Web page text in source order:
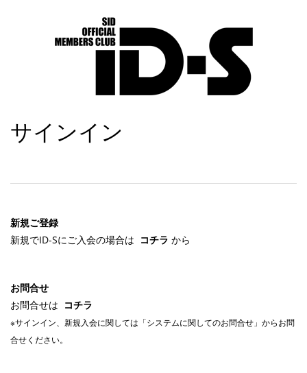
サインイン
新規ご登録
新規でID-Sにご入会の場合は コチラ から
お問合せ
お問合せは コチラ
※サインイン、新規入会に関しては「システムに関してのお問合せ」からお問
合せください。